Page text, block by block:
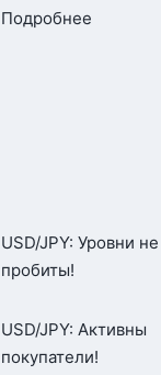
Подробнее
USD/JPY: Уровни не
пробиты!
USD/JPY: Активны
покупатели!